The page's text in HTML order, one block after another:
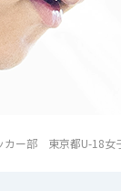
カー部 東京都U-18女